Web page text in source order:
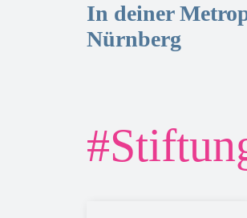
In deiner
Nürnberg
#